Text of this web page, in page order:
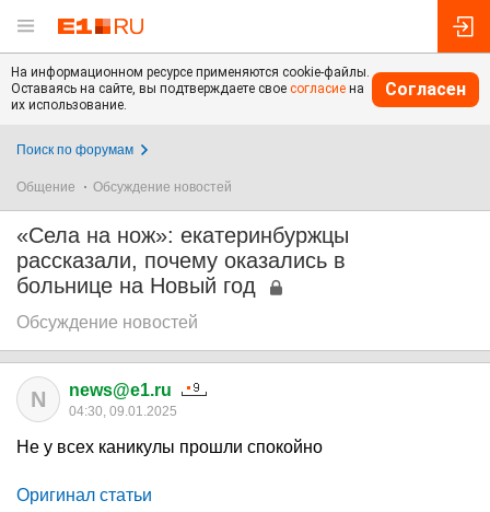
На информационном ресурсе применяются cookie-файлы.
Оставаясь на сайте, вы подтверждаете свое согласие на
их использование.
Согласен
Поиск по форумам
Общение Обсуждение новостей
«Села на нож»: екатеринбуржцы
рассказали, почему оказались в
больнице на Новый год
Обсуждение новостей
N news@e1.ru
04:30, 09.01.2025
Не у всех каникулы прошли спокойно
Оригинал статьи